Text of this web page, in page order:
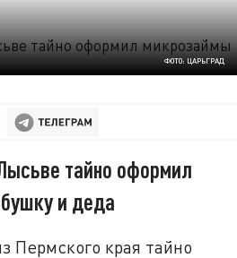
ФОТО: ЦАРЬГРАД
тайно оформил
и деда
Пермского края тайно